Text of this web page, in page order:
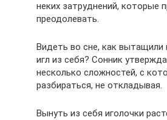
неких затруднений, которые
преодолевать.
Видеть во сне, как вытащили
игл из себя? Сонник
несколько сложностей, с
разбираться, не откладывая.
Вынуть из себя иголочки